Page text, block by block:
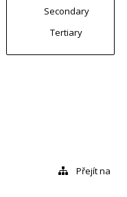
Secondary
Tertiary
Přejít na